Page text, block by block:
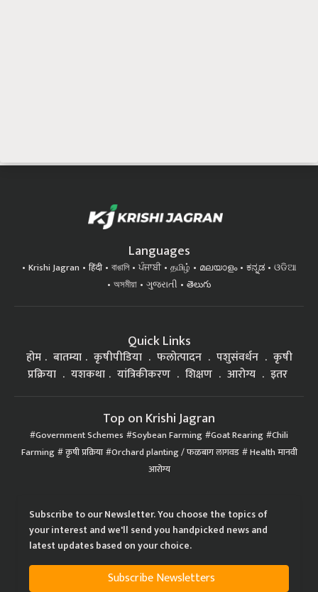
Languages
Krishi Jagran हिंदी বাঙালি ਪੰਜਾਬੀ தமிழ் മലയാളം ಕನ್ನಡ
ଓଡିଆ
অসমীয়া
ગુજરાતી తెలుగు
Quick Links
होम बातम्या कृषीपीडिया फलोत्पादन पशुसंवर्धन
कृषी
प्रक्रिया
यशकथा यांत्रिकीकरण शिक्षण आरोग्य इतर
Top on Krishi Jagran
Government Schemes Soybean Farming Goat Rearing Chili
Farming कृषी प्रक्रिया Orchard planting / फळबाग लागवड Health मानवी
आरोग्य
Subscribe to our Newsletter. You choose the topics of
your interest and we'll send you handpicked news and
latest updates based on your choice.
Subscribe Newsletters